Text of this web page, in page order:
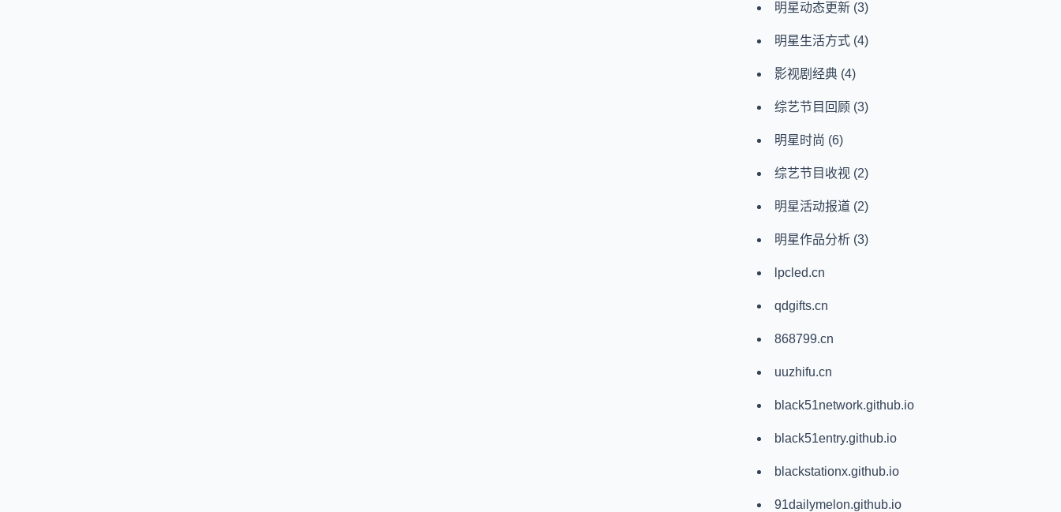
明星动态更新 (3)
明星生活方式 (4)
影视剧经典 (4)
综艺节目回顾 (3)
明星时尚 (6)
综艺节目收视 (2)
明星活动报道 (2)
明星作品分析 (3)
lpcled.cn
qdgifts.cn
868799.cn
uuzhifu.cn
black51network.github.io
black51entry.github.io
blackstationx.github.io
91dailymelon.github.io